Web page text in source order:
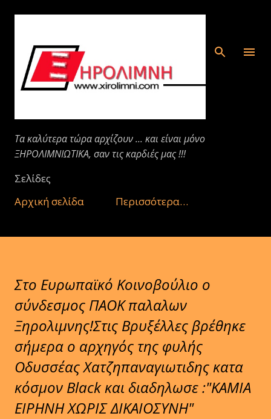
Μετάβαση στο κύριο περιεχόμενο
Τα καλύτερα τώρα αρχίζουν ... και είναι μόνο
ΞΗΡΟΛΙΜΝΙΩΤΙΚΑ, σαν τις καρδιές μας !!!
Σελίδες
Αρχική σελίδα
Περισσότερα…
Στο Ευρωπαϊκό Κοινοβούλιο ο
σύνδεσμος ΠΑΟΚ παλαλων
Ξηρολιμνης!Στις Βρυξέλλες βρέθηκε
σήμερα ο αρχηγός της φυλής
Οδυσσέας Χατζηπαναγιωτιδης κατα
κόσμον Black και διαδηλωσε :"ΚΑΜΙΑ
ΕΙΡΗΝΗ ΧΩΡΙΣ ΔΙΚΑΙΟΣΥΝΗ"